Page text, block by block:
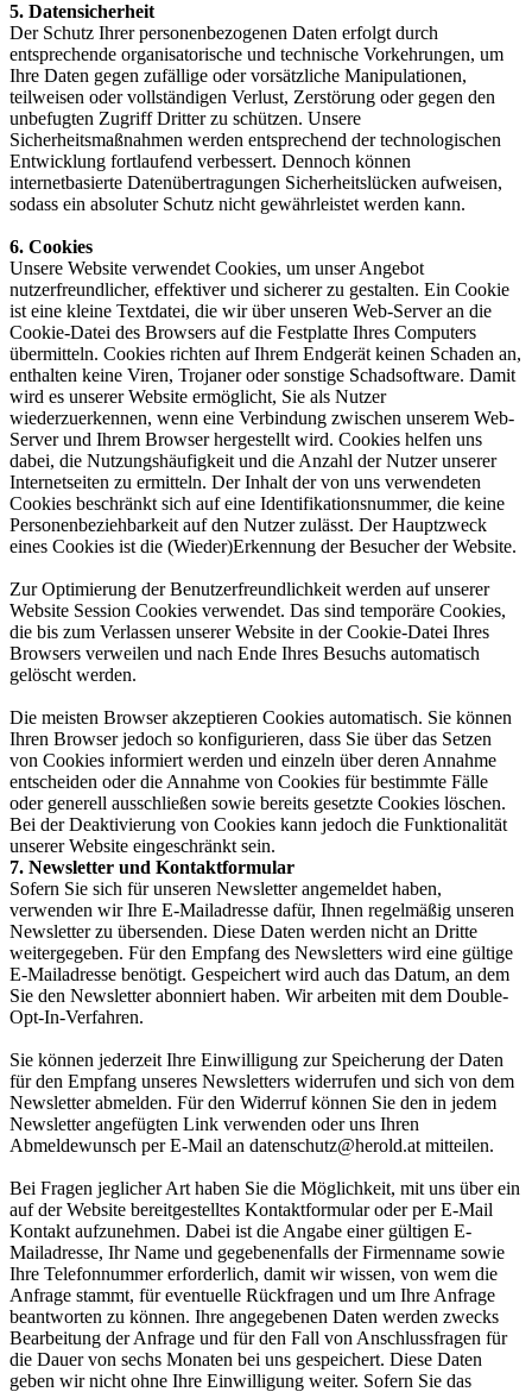
5. Datensicherheit
Der Schutz Ihrer personenbezogenen Daten erfolgt durch
entsprechende organisatorische und technische Vorkehrungen, um
Ihre Daten gegen zufällige oder vorsätzliche Manipulationen,
teilweisen oder vollständigen Verlust, Zerstörung oder gegen den
unbefugten Zugriff Dritter zu schützen. Unsere
Sicherheitsmaßnahmen werden entsprechend der technologischen
Entwicklung fortlaufend verbessert. Dennoch können
internetbasierte Datenübertragungen Sicherheitslücken aufweisen,
sodass ein absoluter Schutz nicht gewährleistet werden kann.
6. Cookies
Unsere Website verwendet Cookies, um unser Angebot
nutzerfreundlicher, effektiver und sicherer zu gestalten. Ein Cookie
ist eine kleine Textdatei, die wir über unseren Web-Server an die
Cookie-Datei des Browsers auf die Festplatte Ihres Computers
übermitteln. Cookies richten auf Ihrem Endgerät keinen Schaden an,
enthalten keine Viren, Trojaner oder sonstige Schadsoftware. Damit
wird es unserer Website ermöglicht, Sie als Nutzer
wiederzuerkennen, wenn eine Verbindung zwischen unserem Web-
Server und Ihrem Browser hergestellt wird. Cookies helfen uns
dabei, die Nutzungshäufigkeit und die Anzahl der Nutzer unserer
Internetseiten zu ermitteln. Der Inhalt der von uns verwendeten
Cookies beschränkt sich auf eine Identifikationsnummer, die keine
Personenbeziehbarkeit auf den Nutzer zulässt. Der Hauptzweck
eines Cookies ist die (Wieder)Erkennung der Besucher der Website.
Zur Optimierung der Benutzerfreundlichkeit werden auf unserer
Website Session Cookies verwendet. Das sind temporäre Cookies,
die bis zum Verlassen unserer Website in der Cookie-Datei Ihres
Browsers verweilen und nach Ende Ihres Besuchs automatisch
gelöscht werden.
Die meisten Browser akzeptieren Cookies automatisch. Sie können
Ihren Browser jedoch so konfigurieren, dass Sie über das Setzen
von Cookies informiert werden und einzeln über deren Annahme
entscheiden oder die Annahme von Cookies für bestimmte Fälle
oder generell ausschließen sowie bereits gesetzte Cookies löschen.
Bei der Deaktivierung von Cookies kann jedoch die Funktionalität
unserer Website eingeschränkt sein.
7. Newsletter und Kontaktformular
Sofern Sie sich für unseren Newsletter angemeldet haben,
verwenden wir Ihre E-Mailadresse dafür, Ihnen regelmäßig unseren
Newsletter zu übersenden. Diese Daten werden nicht an Dritte
weitergegeben. Für den Empfang des Newsletters wird eine gültige
E-Mailadresse benötigt. Gespeichert wird auch das Datum, an dem
Sie den Newsletter abonniert haben. Wir arbeiten mit dem Double-
Opt-In-Verfahren.
Sie können jederzeit Ihre Einwilligung zur Speicherung der Daten
für den Empfang unseres Newsletters widerrufen und sich von dem
Newsletter abmelden. Für den Widerruf können Sie den in jedem
Newsletter angefügten Link verwenden oder uns Ihren
Abmeldewunsch per E-Mail an datenschutz@herold.at mitteilen.
Bei Fragen jeglicher Art haben Sie die Möglichkeit, mit uns über ein
auf der Website bereitgestelltes Kontaktformular oder per E-Mail
Kontakt aufzunehmen. Dabei ist die Angabe einer gültigen E-
Mailadresse, Ihr Name und gegebenenfalls der Firmenname sowie
Ihre Telefonnummer erforderlich, damit wir wissen, von wem die
Anfrage stammt, für eventuelle Rückfragen und um Ihre Anfrage
beantworten zu können. Ihre angegebenen Daten werden zwecks
Bearbeitung der Anfrage und für den Fall von Anschlussfragen für
die Dauer von sechs Monaten bei uns gespeichert. Diese Daten
geben wir nicht ohne Ihre Einwilligung weiter. Sofern Sie das